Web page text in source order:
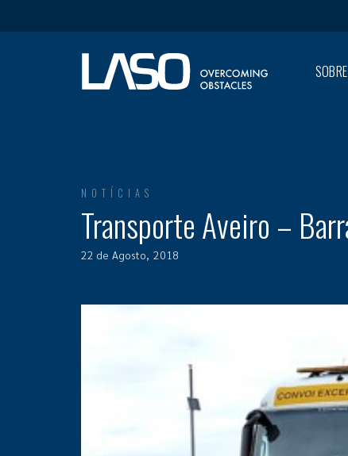
NOTÍCIAS
Transporte Aveiro –
22 de Agosto, 2018